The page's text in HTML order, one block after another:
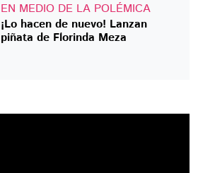
EN MEDIO DE LA POLÉMICA
¡Lo hacen de nuevo! Lanzan
piñata de Florinda Meza